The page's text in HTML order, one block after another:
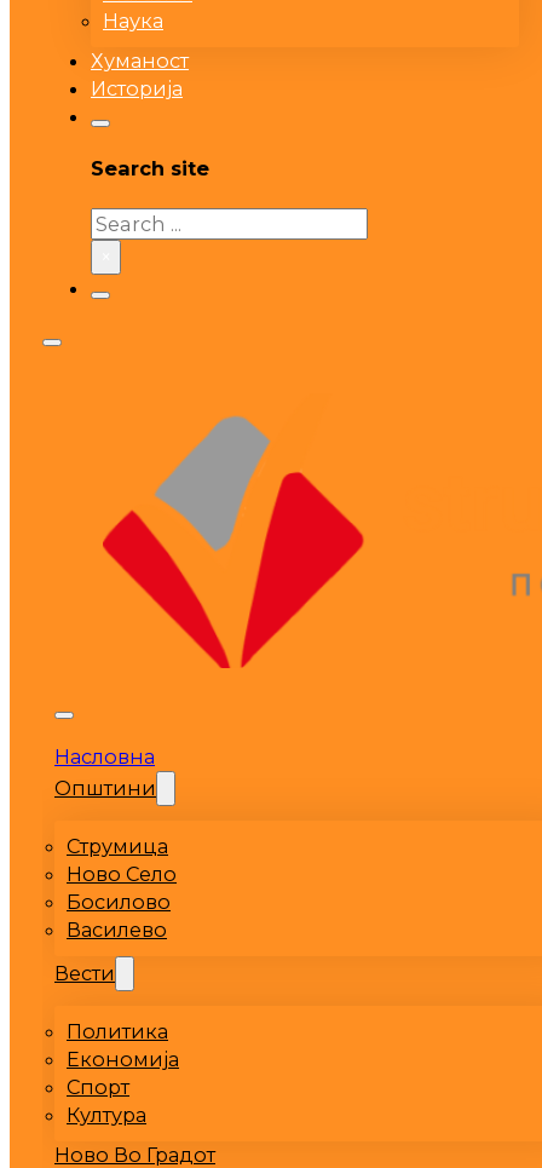
Наука
Хуманост
Историја
Search site
Search
Насловна
Општини
Струмица
Ново Село
Босилово
Василево
Вести
Политика
Економија
Спорт
Култура
Ново Во Градот